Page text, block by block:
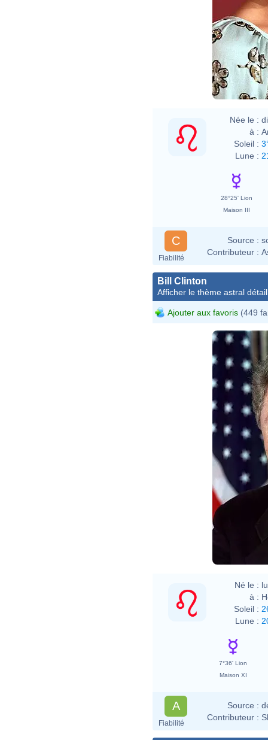
Eva
Née le :
à :
Soleil :
Lune :
28°25' Lion
Maison III
C
Fiabilité
Source :
Contributeur :
Bill Clinton
Afficher le thème astral
Ajouter aux favoris (449
Né le :
à :
Soleil :
Lune :
7°36' Lion
Maison XI
A
Fiabilité
Source :
Contributeur :